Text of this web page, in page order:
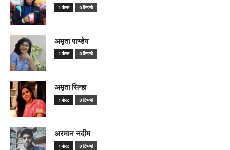
1 पोस्ट 0 टिप्पणी
अमृता पाण्डेय
1 पोस्ट 0 टिप्पणी
अमृता सिन्हा
1 पोस्ट 0 टिप्पणी
अरमान नदीम
1 पोस्ट 0 टिप्पणी